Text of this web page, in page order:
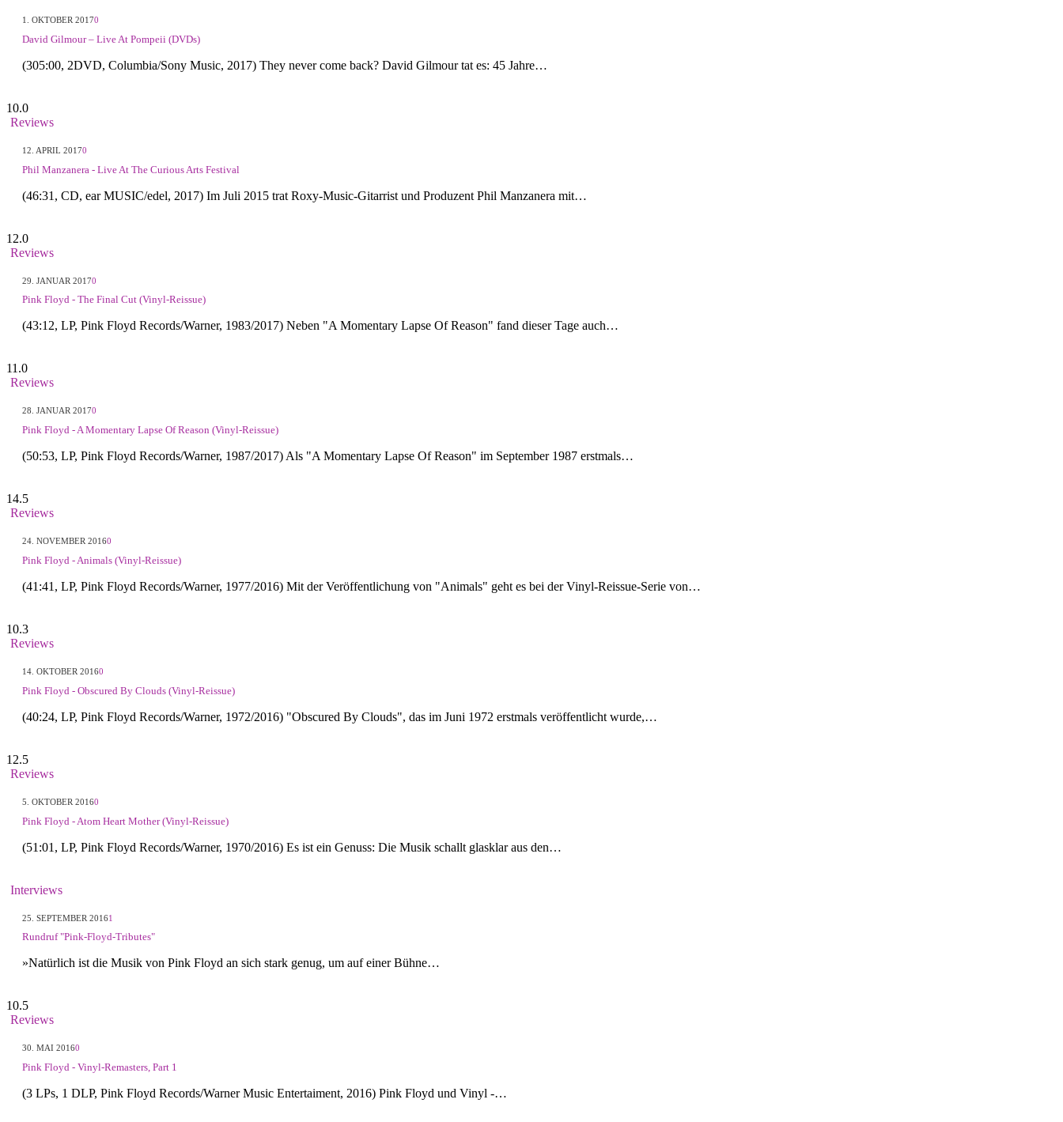
1. OKTOBER 20170
David Gilmour – Live At Pompeii (DVDs)
(305:00, 2DVD, Columbia/Sony Music, 2017) They never come back? David Gilmour tat es: 45 Jahre…
10.0
Reviews
12. APRIL 20170
Phil Manzanera - Live At The Curious Arts Festival
(46:31, CD, ear MUSIC/edel, 2017) Im Juli 2015 trat Roxy-Music-Gitarrist und Produzent Phil Manzanera mit…
12.0
Reviews
29. JANUAR 20170
Pink Floyd - The Final Cut (Vinyl-Reissue)
(43:12, LP, Pink Floyd Records/Warner, 1983/2017) Neben "A Momentary Lapse Of Reason" fand dieser Tage auch…
11.0
Reviews
28. JANUAR 20170
Pink Floyd - A Momentary Lapse Of Reason (Vinyl-Reissue)
(50:53, LP, Pink Floyd Records/Warner, 1987/2017) Als "A Momentary Lapse Of Reason" im September 1987 erstmals…
14.5
Reviews
24. NOVEMBER 20160
Pink Floyd - Animals (Vinyl-Reissue)
(41:41, LP, Pink Floyd Records/Warner, 1977/2016) Mit der Veröffentlichung von "Animals" geht es bei der Vinyl-Reissue-Serie von…
10.3
Reviews
14. OKTOBER 20160
Pink Floyd - Obscured By Clouds (Vinyl-Reissue)
(40:24, LP, Pink Floyd Records/Warner, 1972/2016) "Obscured By Clouds", das im Juni 1972 erstmals veröffentlicht wurde,…
12.5
Reviews
5. OKTOBER 20160
Pink Floyd - Atom Heart Mother (Vinyl-Reissue)
(51:01, LP, Pink Floyd Records/Warner, 1970/2016) Es ist ein Genuss: Die Musik schallt glasklar aus den…
Interviews
25. SEPTEMBER 20161
Rundruf "Pink-Floyd-Tributes"
»Natürlich ist die Musik von Pink Floyd an sich stark genug, um auf einer Bühne…
10.5
Reviews
30. MAI 20160
Pink Floyd - Vinyl-Remasters, Part 1
(3 LPs, 1 DLP, Pink Floyd Records/Warner Music Entertaiment, 2016) Pink Floyd und Vinyl -…